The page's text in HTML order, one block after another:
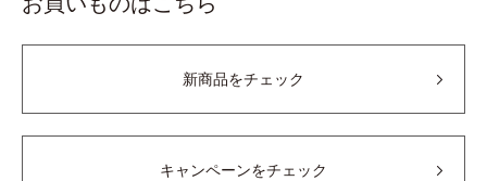
新商品をチェック
キャンペーンをチェック